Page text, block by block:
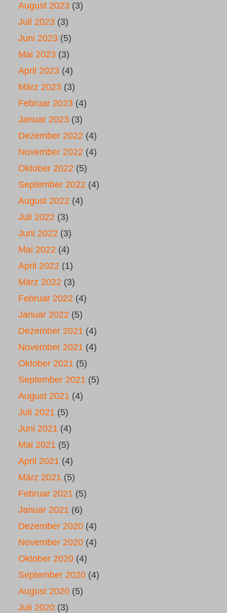
August 2023 (3)
Juli 2023 (3)
Juni 2023 (5)
Mai 2023 (3)
April 2023 (4)
März 2023 (3)
Februar 2023 (4)
Januar 2023 (3)
Dezember 2022 (4)
November 2022 (4)
Oktober 2022 (5)
September 2022 (4)
August 2022 (4)
Juli 2022 (3)
Juni 2022 (3)
Mai 2022 (4)
April 2022 (1)
März 2022 (3)
Februar 2022 (4)
Januar 2022 (5)
Dezember 2021 (4)
November 2021 (4)
Oktober 2021 (5)
September 2021 (5)
August 2021 (4)
Juli 2021 (5)
Juni 2021 (4)
Mai 2021 (5)
April 2021 (4)
März 2021 (5)
Februar 2021 (5)
Januar 2021 (6)
Dezember 2020 (4)
November 2020 (4)
Oktober 2020 (4)
September 2020 (4)
August 2020 (5)
Juli 2020 (3)